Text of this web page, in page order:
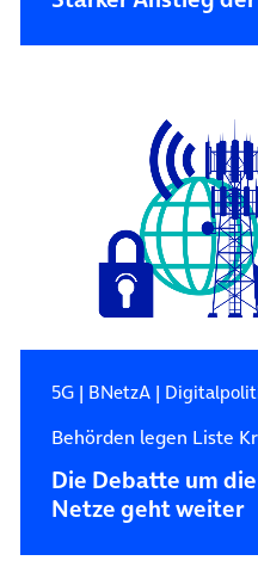
5G| BNetzA|
Behörden legen Liste
Die Debatte um
Netze geht weiter